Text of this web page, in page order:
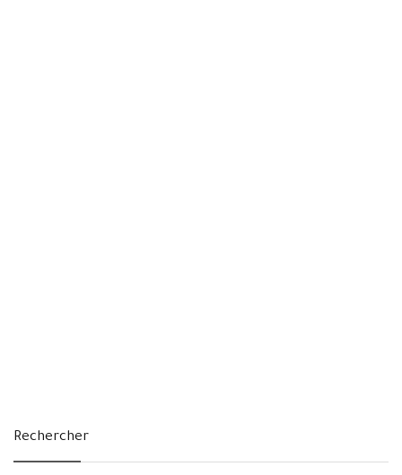
Rechercher